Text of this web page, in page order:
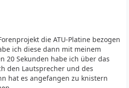
die ATU-Platine bezogen
ich diese dann mit meinem
20 Sekunden habe ich über das
den Lautsprecher und des
hat es angefangen zu knistern